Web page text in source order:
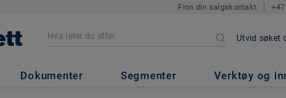
Finn din salgskontakt
Utvid søket
Dokumenter Segmenter Verktøy og
- Primo LIGHT